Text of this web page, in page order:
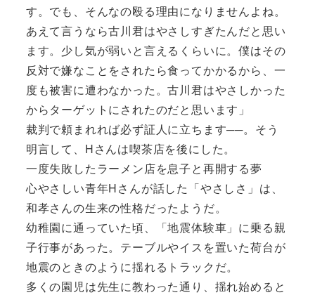
す。でも、そんなの殴る理由になりませんよね。
あえて言うなら古川君はやさしすぎたんだと思い
ます。少し気が弱いと言えるくらいに。僕はその
反対で嫌なことをされたら食ってかかるから、一
度も被害に遭わなかった。古川君はやさしかった
からターゲットにされたのだと思います」
裁判で頼まれれば必ず証人に立ちます──。そう
明言して、Hさんは喫茶店を後にした。
一度失敗したラーメン店を息子と再開する夢
心やさしい青年Hさんが話した「やさしさ」は、
和孝さんの生来の性格だったようだ。
幼稚園に通っていた頃、「地震体験車」に乗る親
子行事があった。テーブルやイスを置いた荷台が
地震のときのように揺れるトラックだ。
多くの園児は先生に教わった通り、揺れ始めると